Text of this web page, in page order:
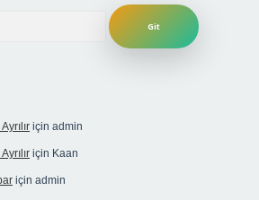
için admin
için Kaan
için admin